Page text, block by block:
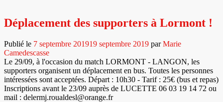
Déplacement des supporters à Lormont !
Publié le 7 septembre 201919 septembre 2019 parMarie
Camedescasse
Le 29/09, à l'occasion du match LORMONT - LANGON, les
supporters organisent un déplacement en bus. Toutes les personnes
intéressées sont acceptées. Départ : 10h30 - Tarif : 25€ (bus et repas)
Inscriptions avant le 23/09 auprès de LUCETTE 06 03 19 14 72 ou
mail : delermj.roualdesl@orange.fr